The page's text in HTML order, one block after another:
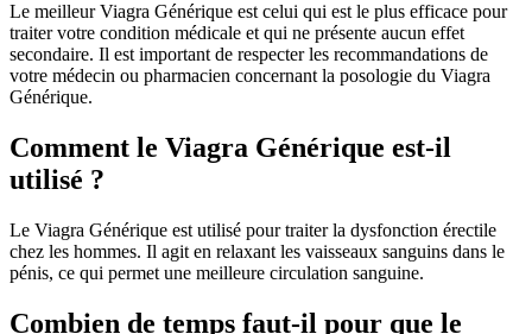
Le meilleur Viagra Générique est celui qui est le plus efficace pour
traiter votre condition médicale et qui ne présente aucun effet
secondaire. Il est important de respecter les recommandations de
votre médecin ou pharmacien concernant la posologie du Viagra
Générique.
Comment le Viagra Générique est-il
utilisé ?
Le Viagra Générique est utilisé pour traiter la dysfonction érectile
chez les hommes. Il agit en relaxant les vaisseaux sanguins dans le
pénis, ce qui permet une meilleure circulation sanguine.
Combien de temps faut-il pour que le